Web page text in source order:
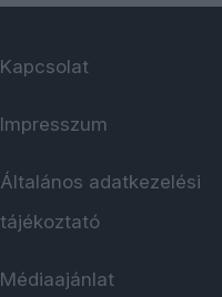
Kapcsolat
Impresszum
Általános adatkezelési
tájékoztató
Médiaajánlat